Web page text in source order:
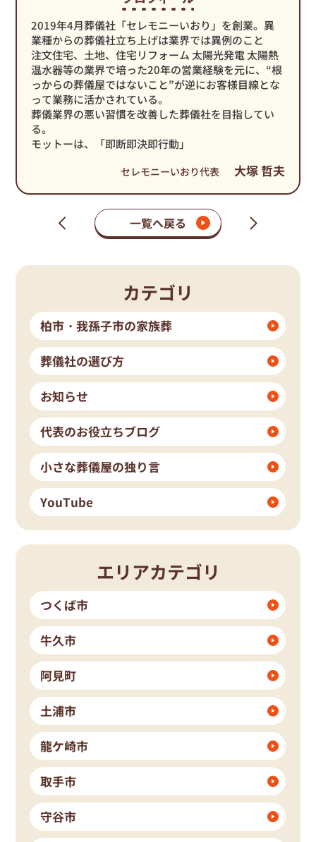
2019年4月葬儀社「セレモニーいおり」を創業。異
業種からの葬儀社立ち上げは業界では異例のこと
注文住宅、土地、住宅リフォーム 太陽光発電 太陽熱
温水器等の業界で培った20年の営業経験を元に、“根
っからの葬儀屋ではないこと”が逆にお客様目線とな
って業務に活かされている。
葬儀業界の悪い習慣を改善した葬儀社を目指してい
る。
モットーは、「即断即決即行動」
セレモニーいおり代表 大塚 哲夫
ー
一覧へ戻る
前
ー
カテゴリ
柏市・我孫子市の家族葬
葬儀社の選び方
お知らせ
代表のお役立ちブログ
小さな葬儀屋の独り言
YouTube
エリアカテゴリ
つくば市
牛久市
阿見町
土浦市
龍ケ崎市
取手市
守谷市